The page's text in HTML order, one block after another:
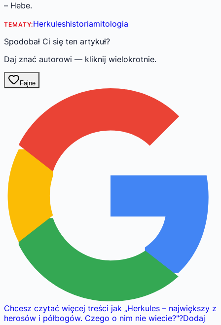
– Hebe.
TEMATY:Herkuleshistoriamitologia
Spodobał Ci się ten artykuł?
Daj znać autorowi — kliknij wielokrotnie.
Fajne
Chcesz czytać więcej treści jak „Herkules – największy z
herosów i półbogów. Czego o nim nie wiecie?"?Dodaj